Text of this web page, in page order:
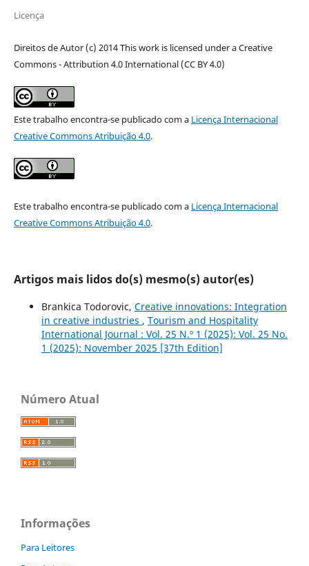
Licença
Direitos de Autor (c) 2014 This work is licensed under a Creative
Commons - Attribution 4.0 International (CC BY 4.0)
Este trabalho encontra-se publicado com a Licença Internacional
Creative Commons Atribuição 4.0.
Este trabalho encontra-se publicado com a Licença Internacional
Creative Commons Atribuição 4.0.
Artigos mais lidos do(s) mesmo(s) autor(es)
Brankica Todorovic, Creative innovations: Integration
in creative industries , Tourism and Hospitality
International Journal : Vol. 25 N.º 1 (2025): Vol. 25 No.
1 (2025): November 2025 [37th Edition]
Número Atual
Informações
Para Leitores